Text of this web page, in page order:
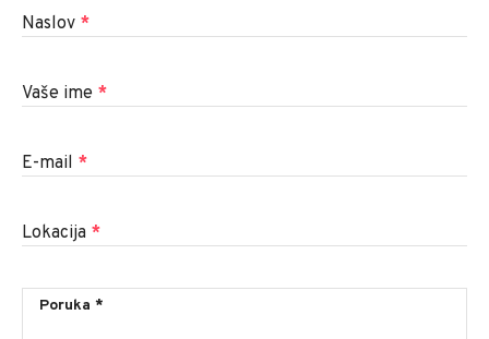
Naslov *
Vaše ime *
E-mail *
Lokacija *